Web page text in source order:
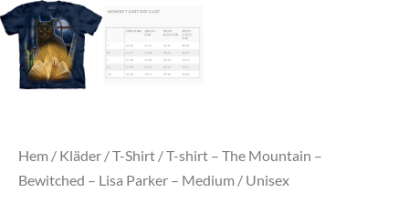
Hem / Kläder /T-Shirt / T-shirt – The Mountain –
Bewitched – Lisa Parker – Medium / Unisex